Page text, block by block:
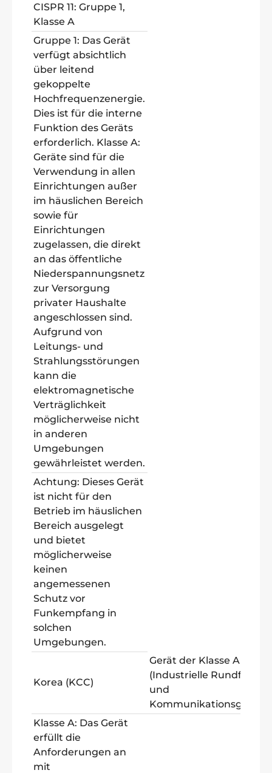
CISPR 11: Gruppe 1,
Klasse A
Gruppe 1: Das Gerät
verfügt absichtlich
über leitend
gekoppelte
Hochfrequenzenergie.
Dies ist für die interne
Funktion des Geräts
erforderlich. Klasse A:
Geräte sind für die
Verwendung in allen
Einrichtungen außer
im häuslichen Bereich
sowie für
Einrichtungen
zugelassen, die direkt
an das öffentliche
Niederspannungsnetz
zur Versorgung
privater Haushalte
angeschlossen sind.
Aufgrund von
Leitungs- und
Strahlungsstörungen
kann die
elektromagnetische
Verträglichkeit
möglicherweise nicht
in anderen
Umgebungen
gewährleistet werden.
Achtung: Dieses Gerät
ist nicht für den
Betrieb im häuslichen
Bereich ausgelegt
und bietet
möglicherweise
keinen
angemessenen
Schutz vor
Funkempfang in
solchen
Umgebungen.
Korea (KCC)
Gerät der Klasse A
(Industrielle Rundfunk-
und
Kommunikationsgeräte)
Klasse A: Das Gerät
erfüllt die
Anforderungen an
mit